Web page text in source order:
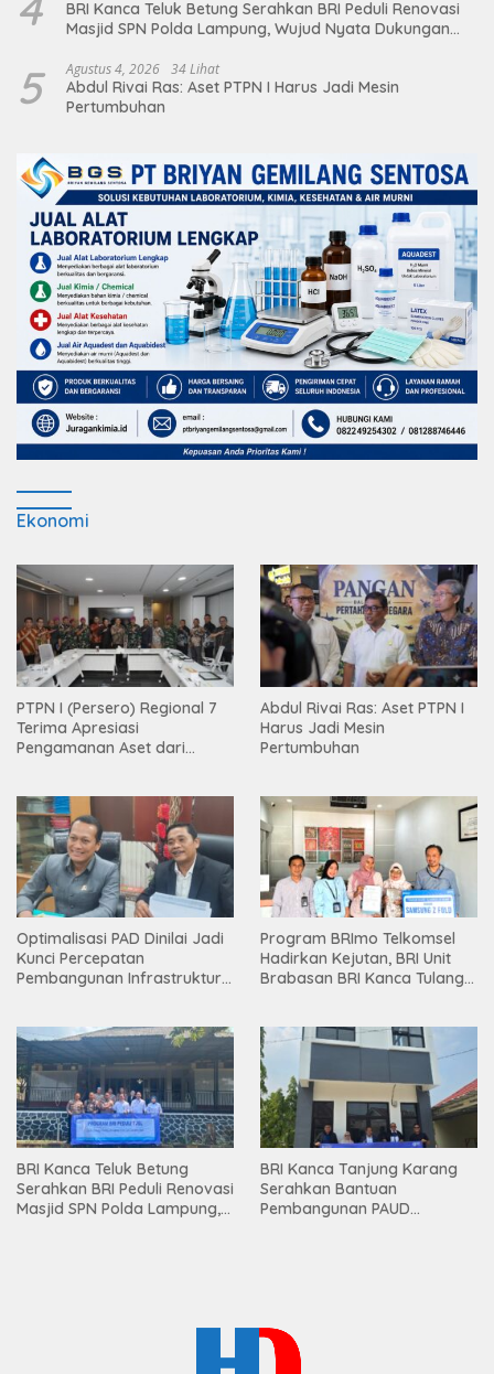
BRI Kanca Teluk Betung Serahkan BRI Peduli Renovasi
Masjid SPN Polda Lampung, Wujud Nyata Dukungan
5 Agustus 4, 2026 34 Lihat
Abdul Rivai Ras: Aset PTPN I Harus Jadi Mesin
Pertumbuhan
Ekonomi
PTPN I (Persero) Regional 7
Terima Apresiasi
Pengamanan Aset dari
Abdul Rivai Ras: Aset PTPN I
Harus Jadi Mesin
Pertumbuhan
Optimalisasi PAD Dinilai Jadi
Kunci Percepatan
Pembangunan Infrastruktur
Program BRImo Telkomsel
Hadirkan Kejutan, BRI Unit
Brabasan BRI Kanca Tulang
Mesuji
BRI Kanca Teluk Betung
Serahkan BRI Peduli Renovasi
Masjid SPN Polda Lampung,
BRI Kanca Tanjung Karang
Serahkan Bantuan
Pembangunan PAUD